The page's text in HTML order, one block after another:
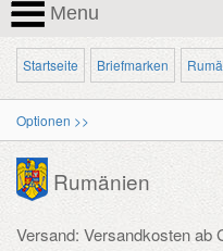
Menu
Startseite Briefmarken
Optionen >>
Rumänien
Versand: Versandkosten ab